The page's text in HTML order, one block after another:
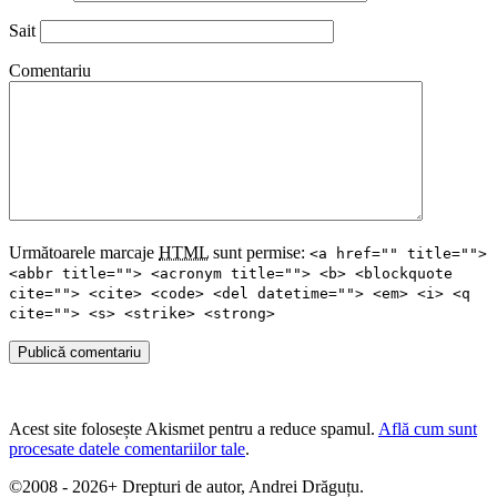
Sait
Comentariu
Următoarele marcaje HTML sunt permise: <a href="" title="">
<abbr title=""> <acronym title=""> <b> <blockquote
cite=""> <cite> <code> <del datetime=""> <em> <i> <q
cite=""> <s> <strike> <strong>
Publică comentariu
Acest site folosește Akismet pentru a reduce spamul. Află cum sunt
procesate datele comentariilor tale.
©2008 - 2026+ Drepturi de autor, Andrei Drăguțu.